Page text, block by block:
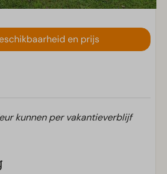
en prijs
kunnen per vakantieverblijf